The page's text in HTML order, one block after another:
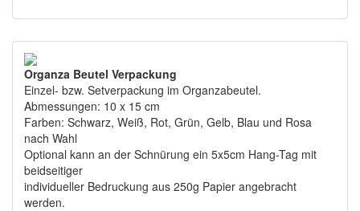
Organza Beutel Verpackung
Einzel- bzw. Setverpackung im Organzabeutel.
Abmessungen: 10 x 15 cm
Farben: Schwarz, Weiß, Rot, Grün, Gelb, Blau und Rosa
nach Wahl
Optional kann an der Schnürung ein 5x5cm Hang-Tag mit
beidseitiger
individueller Bedruckung aus 250g Papier angebracht
werden.